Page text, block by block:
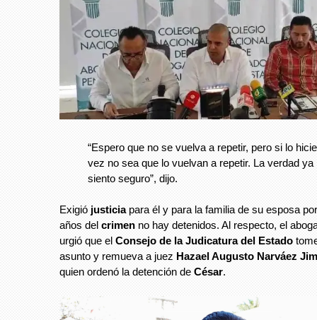
“Espero que no se vuelva a repetir, pero si lo
vez no sea que lo vuelvan a repetir. La verdad ya
siento seguro”, dijo.
Exigió justicia para él y para la familia de su esposa
años del crimen no hay detenidos. Al respecto, el
urgió que el Consejo de la Judicatura del Estado
asunto y remueva a juez Hazael Augusto Narváez
quien ordenó la detención de César.